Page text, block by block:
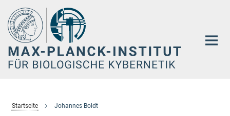
Hauptinhalt
Startseite Johannes Boldt